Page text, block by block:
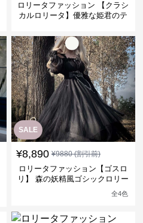
ロリータファッション 【クラシ
カルロリータ】優雅な姫君のテ
SALE
¥8,890 ¥9880(割引前)
ロリータファッション【ゴスロ
リ】 森の妖精風ゴシックロリー
全4色